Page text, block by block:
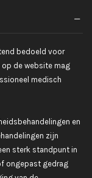
bedoeld voor
de website mag
medisch
en
zijn
sterk standpunt in
ongepast gedrag